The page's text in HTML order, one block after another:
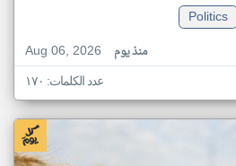
Politics
Aug 06, 2026
منذ يوم
عدد الكلمات: ١٧٠